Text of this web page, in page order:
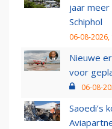
jaar
Schiphol
06-08-2026,
Nieuwe
voor
06-08-
Saoedi’s